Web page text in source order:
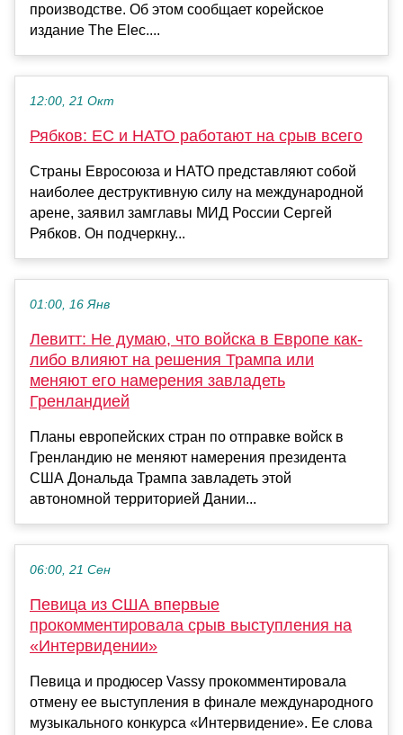
производстве. Об этом сообщает корейское
издание The Elec....
12:00, 21 Окт
Рябков: ЕС и НАТО работают на срыв всего
Страны Евросоюза и НАТО представляют собой
наиболее деструктивную силу на международной
арене, заявил замглавы МИД России Сергей
Рябков. Он подчеркну...
01:00, 16 Янв
Левитт: Не думаю, что войска в Европе как-
либо влияют на решения Трампа или
меняют его намерения завладеть
Гренландией
Планы европейских стран по отправке войск в
Гренландию не меняют намерения президента
США Дональда Трампа завладеть этой
автономной территорией Дании...
06:00, 21 Сен
Певица из США впервые
прокомментировала срыв выступления на
«Интервидении»
Певица и продюсер Vassy прокомментировала
отмену ее выступления в финале международного
музыкального конкурса «Интервидение». Ее слова